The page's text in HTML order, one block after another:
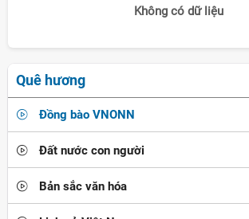
Không có dữ liệu
Quê hương
Đồng bào VNONN
Đất nước con người
Bản sắc văn hóa